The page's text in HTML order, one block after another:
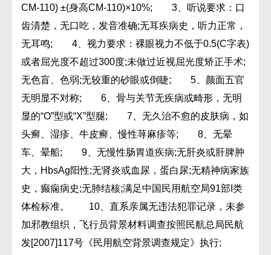
CM-110) ±(身高CM-110)×10%; 3、听说要求：口
齿清楚，无口吃，发音准确;无耳疾病史，听力正常，
无耳鸣; 4、视力要求：裸眼视力不低于0.5(C字表)
或者屈光度不超过300度;未做过近视屈光度矫正手术;
无色盲、色弱;无较重的砂眼或倒睫; 5、颜面五官
无明显不对称; 6、骨与关节无疾病或畸形，无明
显的“O”型或“X”型腿; 7、无久治不愈的皮肤病，如
头癣、湿疹、牛皮癣、慢性荨麻疹等; 8、无晕
车、晕船; 9、无慢性肠胃道疾病;无肝炎或肝脾肿
大，HbsAg阳性;无肾炎或血尿，蛋白尿;无精神病家族
史，癫痫病史;无肺结核;满足中国民用航空局91部I类
体检标准。 10、直系亲属无违法犯罪记录，未参
加邪教组织，飞行员背景材料调查按照民航总局民航
发[2007]117号《民用航空背景调查规定》执行;